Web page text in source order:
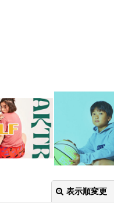
表示順変更